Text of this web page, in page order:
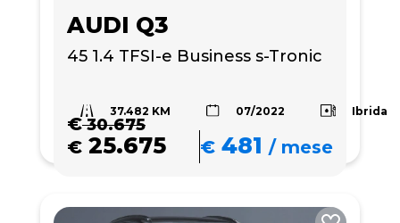
AUDI Q3
45 1.4 TFSI-e Business s-Tronic
37.482 KM 07/2022 Ibrida
€30.675
€ 25.675 € 481 /mese